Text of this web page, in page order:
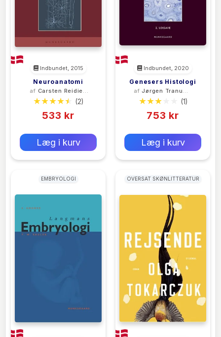
Indbundet, 2015
Neuroanatomi
af Carsten Reidies
Bjarkam
(2)
533 kr
Læg i kurv
Indbundet, 2020
Genesers Histologi
afJørgen Tranum-
Jensen
(1)
753 kr
Læg i kurv
EMBRYOLOGI OVERSAT SKØNLITTERATUR